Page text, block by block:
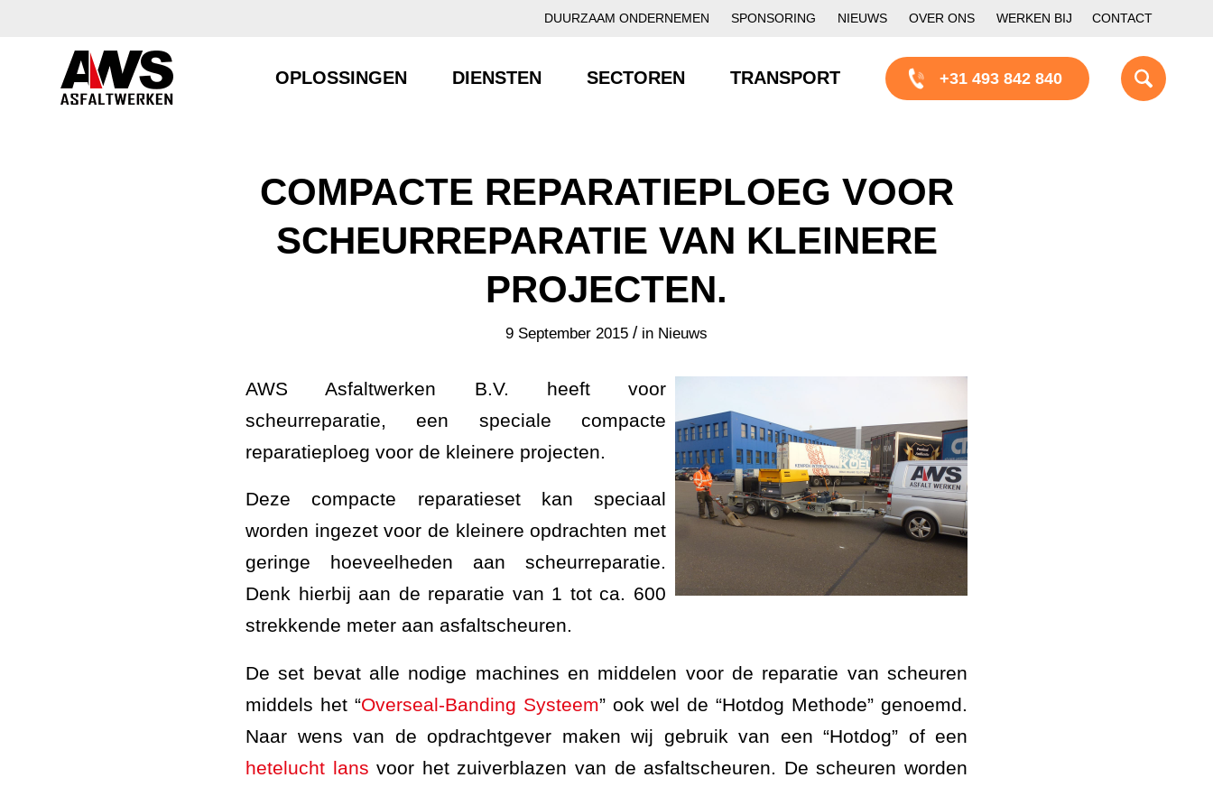
DUURZAAM ONDERNEMEN SPONSORING NIEUWS OVER ONS WERKEN BIJ CONTACT
OPLOSSINGEN DIENSTEN SECTOREN TRANSPORT +31 493 842 840
COMPACTE REPARATIEPLOEG VOOR
SCHEURREPARATIE VAN KLEINERE
PROJECTEN.
9 September 2015 / in Nieuws
AWS Asfaltwerken B.V. heeft voor
scheurreparatie, een speciale compacte
reparatieploeg voor de kleinere projecten.
Deze compacte reparatieset kan speciaal
worden ingezet voor de kleinere opdrachten met
geringe hoeveelheden aan scheurreparatie.
Denk hierbij aan de reparatie van 1 tot ca. 600
strekkende meter aan asfaltscheuren.
De set bevat alle nodige machines en middelen voor de reparatie van scheuren
middels het “Overseal-Banding Systeem” ook wel de “Hotdog Methode” genoemd.
Naar wens van de opdrachtgever maken wij gebruik van een “Hotdog” of een
hetelucht lans voor het zuiverblazen van de asfaltscheuren. De scheuren worden